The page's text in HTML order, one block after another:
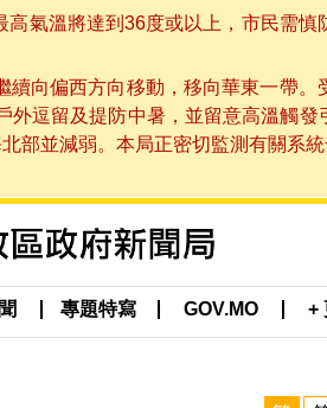
氣溫將達到36度或以上，市民需
向偏西方向移動，移向華東一帶
逗留及提防中暑，並留意高溫觸
部並減弱。本局正密切監測有關系
專題特寫 GOV.MO +